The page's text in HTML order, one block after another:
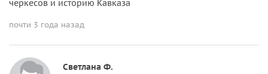
черкесов и историю Кавказа
почти 3 года назад
Светлана Ф.